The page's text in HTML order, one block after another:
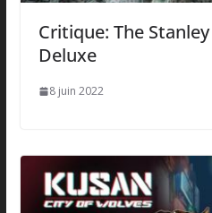
Critique: The
Deluxe
8 juin 2022